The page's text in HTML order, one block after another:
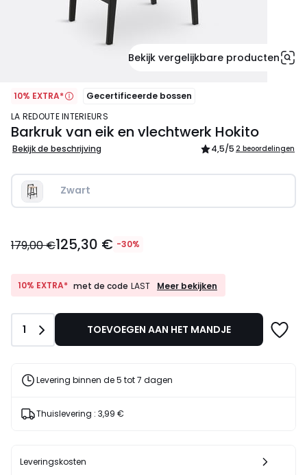
Bekijk vergelijkbare producten
10% EXTRA*
Gecertificeerde bossen
LA REDOUTE INTERIEURS
Barkruk van eik en vlechtwerk Hokito
Bekijk de beschrijving 4,5/5 2 beoordelingen
Zwart
€
van
€
30%
179,00 €125,30 € -30%
10% EXTRA* met de code LAST
10%
code
LAST
Meer bekijken
Aantal
1 TOEVOEGEN AAN HET MANDJE
Levering binnen de 5 tot 7 dagen
Thuislevering : 3,99 €
Leveringskosten